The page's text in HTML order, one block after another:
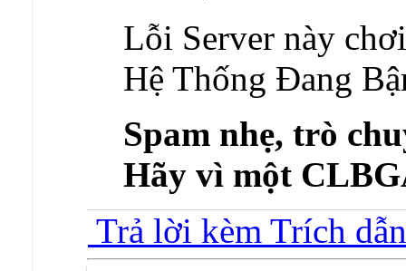
Lỗi Server này
Hệ Thống Đang
Spam nhẹ, trò
Hãy vì một
Trả lời kèm Trích dẫn